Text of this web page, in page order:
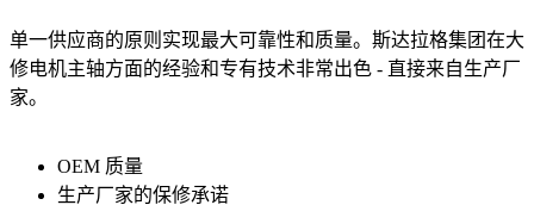
单一供应商的原则实现最大可靠性和质量。斯达拉格集团在大
修电机主轴方面的经验和专有技术非常出色 - 直接来自生产厂
家。
OEM 质量
生产厂家的保修承诺